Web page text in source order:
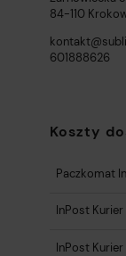
84-110
601888626
Koszty
Cena
Paczkomat
InPost Kurier
InPost